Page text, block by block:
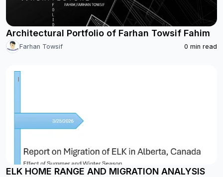
Architectural Portfolio of Farhan Towsif Fahim
Farhan Towsif 0 min read
ELK HOME RANGE AND MIGRATION ANALYSIS